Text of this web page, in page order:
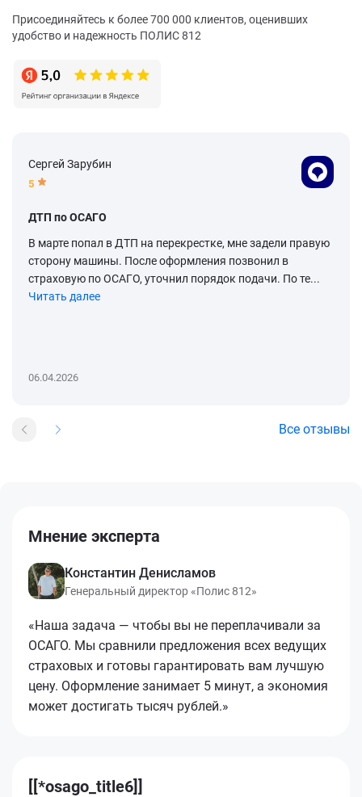
Присоединяйтесь к более 700 000 клиентов, оценивших
удобство и надежность ПОЛИС 812
Сергей Зарубин
5
ДТП по ОСАГО
В марте попал в ДТП на перекрестке, мне задели правую
сторону машины. После оформления позвонил в
страховую по ОСАГО, уточнил порядок подачи. По те...
Читать далее
06.04.2026
Все отзывы
Мнение эксперта
Константин Денисламов
Генеральный директор «Полис 812»
«Наша задача — чтобы вы не переплачивали за
ОСАГО. Мы сравнили предложения всех ведущих
страховых и готовы гарантировать вам лучшую
цену. Оформление занимает 5 минут, а экономия
может достигать тысяч рублей.»
[[*osago_title6]]